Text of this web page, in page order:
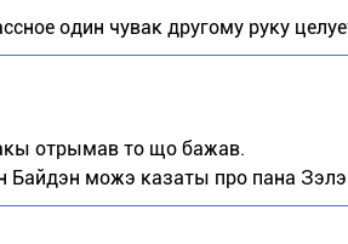
один чувак другому руку
отрымав то що бажав.
Байдэн можэ казаты про пана